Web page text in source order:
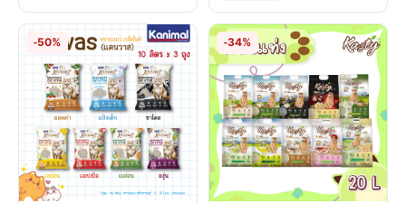
-50% -34%